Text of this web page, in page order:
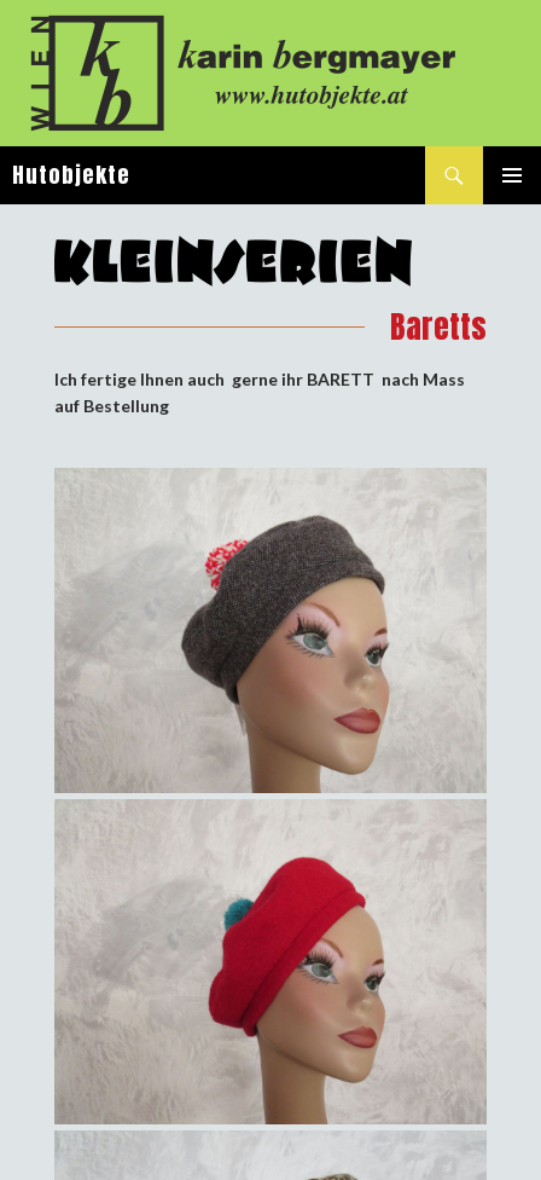
Hutobjekte
INHALT
Baretts
Ich fertige Ihnen auch gerne ihr BARETT nach Mass
auf Bestellung